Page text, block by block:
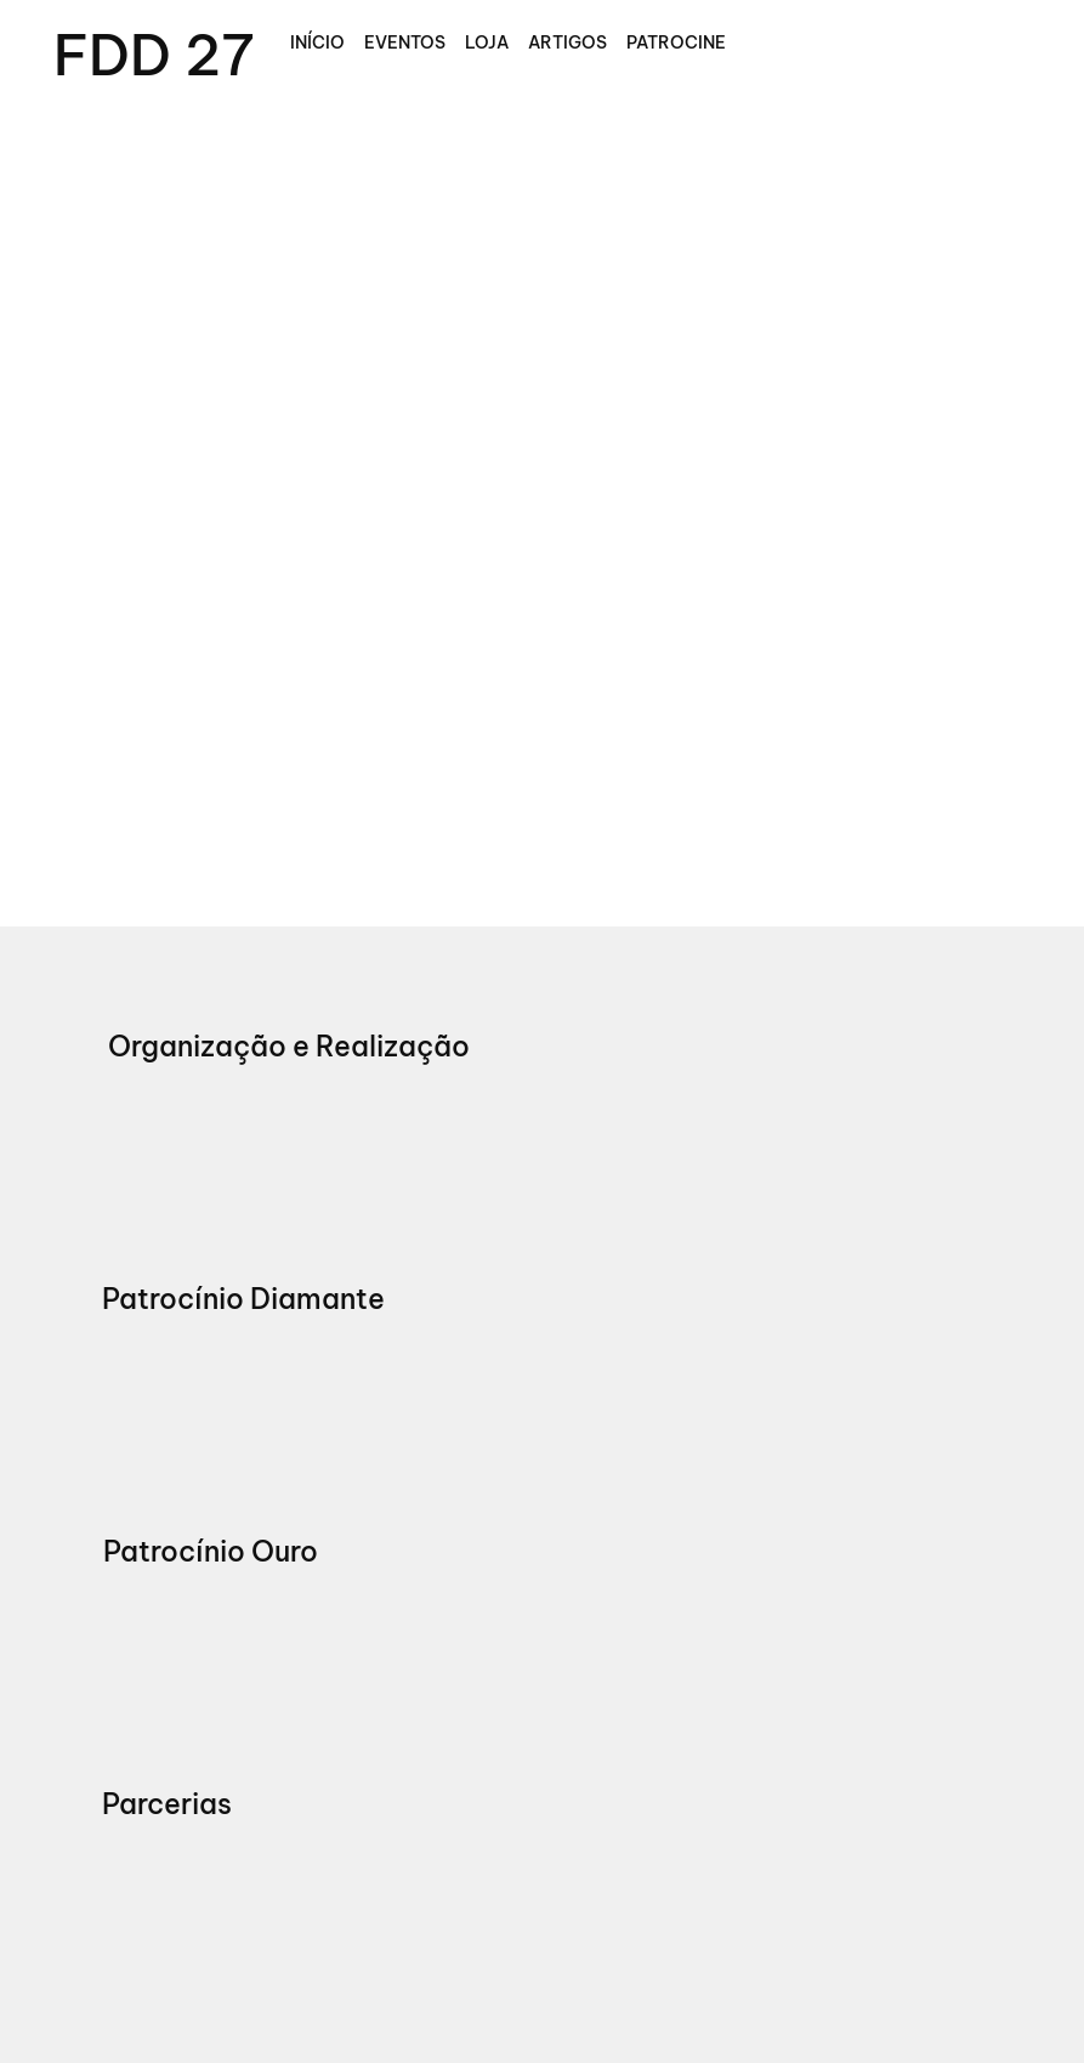
FDD 27 INÍCIO EVENTOS LOJA ARTIGOS PATROCINE
Organização e Realização
Patrocínio Diamante
Patrocínio Ouro
Parcerias